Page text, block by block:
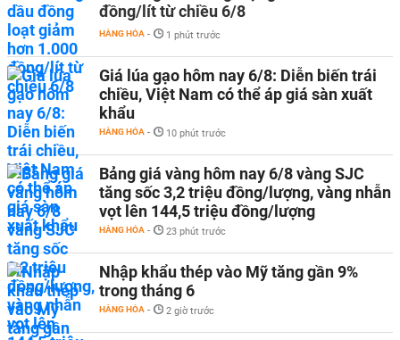
đồng/lít từ chiều 6/8
HÀNG HÓA - 1 phút trước
Giá lúa gạo hôm nay 6/8: Diễn biến trái
chiều, Việt Nam có thể áp giá sàn xuất
khẩu
HÀNG HÓA - 10 phút trước
Bảng giá vàng hôm nay 6/8 vàng SJC
tăng sốc 3,2 triệu đồng/lượng, vàng nhẫn
vọt lên 144,5 triệu đồng/lượng
HÀNG HÓA - 23 phút trước
Nhập khẩu thép vào Mỹ tăng gần 9%
trong tháng 6
HÀNG HÓA - 2 giờ trước